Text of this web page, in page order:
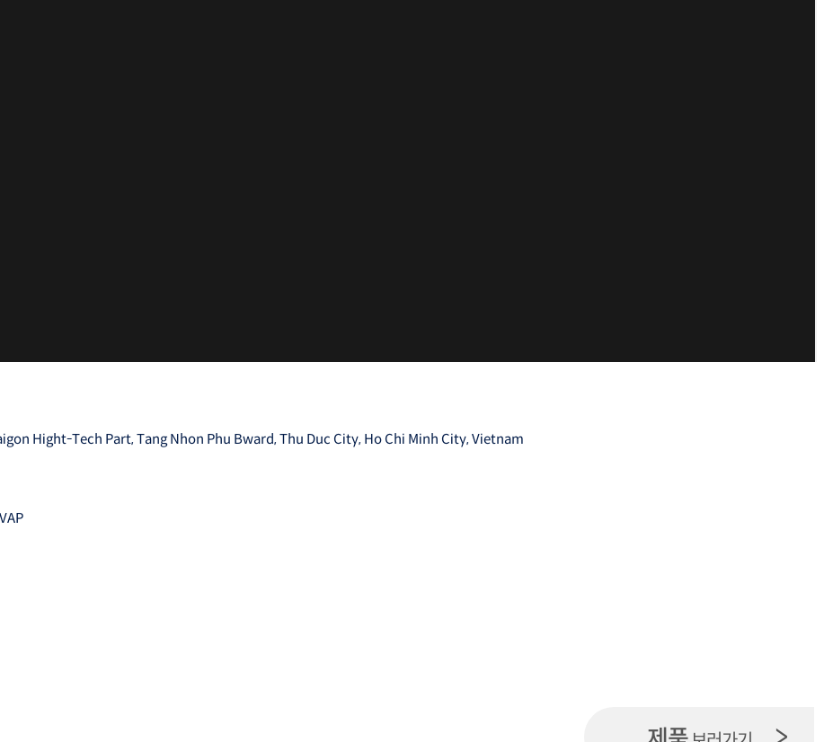
Hight-Tech Part, Tang Nhon Phu Bward, Thu Duc City, Ho Chi Minh City, Vietnam